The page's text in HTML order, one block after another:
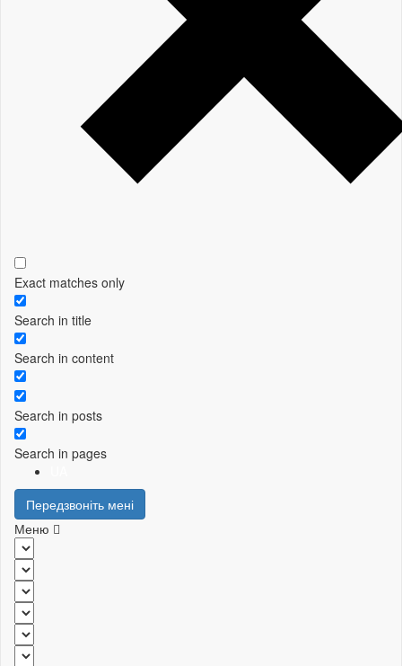
Exact matches only
Search in title
Search in content
Search in posts
Search in pages
Передзвоніть мені
Меню